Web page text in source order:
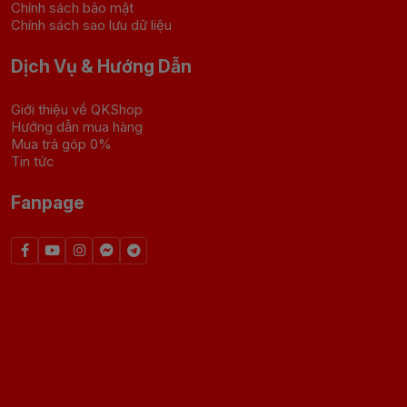
Chính sách bảo mật
Chính sách sao lưu dữ liệu
Dịch Vụ & Hướng Dẫn
Giới thiệu về QKShop
Hướng dẫn mua hàng
Mua trả góp 0%
Tin tức
Fanpage